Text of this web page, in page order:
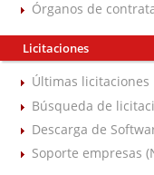
Órganos de
Licitaciones
Últimas licitaciones
Búsqueda de
Descarga de
Soporte empresas